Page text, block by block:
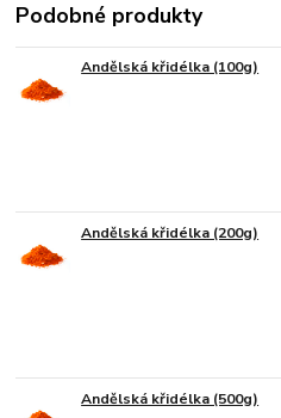
Podobné produkty
Andělská křidélka (100g)
Andělská křidélka (200g)
Andělská křidélka (500g)